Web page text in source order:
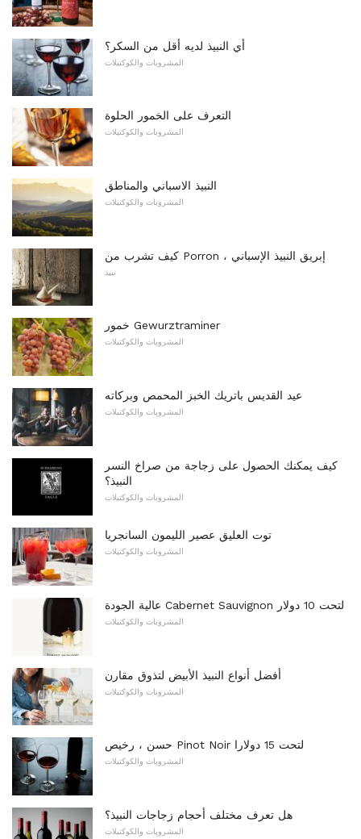
أي النبيذ لديه أقل من السكر؟
المشروبات والكوكتيلات
التعرف على الخمور الحلوة
المشروبات والكوكتيلات
النبيذ الاسباني والمناطق
المشروبات والكوكتيلات
كيف تشرب من Porron ، إبريق النبيذ الإسباني
نبيذ
خمور Gewurztraminer
المشروبات والكوكتيلات
عيد القديس باتريك الخبز المحمص وبركاته
المشروبات والكوكتيلات
كيف يمكنك الحصول على زجاجة من صراخ النسر
النبيذ؟
المشروبات والكوكتيلات
توت العليق عصير الليمون السانجريا
المشروبات والكوكتيلات
عالية الجودة Cabernet Sauvignon لتحت 10 دولار
المشروبات والكوكتيلات
أفضل أنواع النبيذ الأبيض لتذوق مقارن
المشروبات والكوكتيلات
حسن ، رخيص Pinot Noir لتحت 15 دولارا
المشروبات والكوكتيلات
هل تعرف مختلف أحجام زجاجات النبيذ؟
المشروبات والكوكتيلات